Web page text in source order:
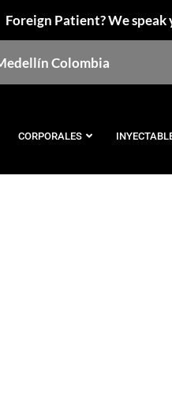
Foreign Patient? We speak
Colombia
CORPORALES